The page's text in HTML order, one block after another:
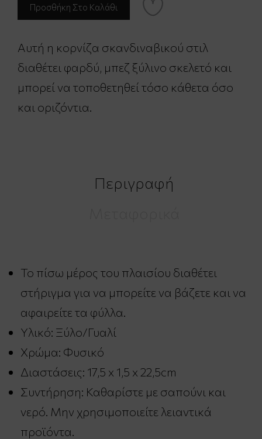
Αυτή η κορνίζα σκανδιναβικού στιλ
διαθέτει φαρδύ, μπεζ ξύλινο σκελετό και
μπορεί να τοποθετηθεί τόσο κάθετα όσο
και οριζόντια.
Περιγραφή
Το πίσω μέρος του πλαισίου διαθέτει
στήριγμα για να μπορείτε να βάζετε και να
αφαιρείτε τα φύλλα.
Υλικό: Ξύλο/Γυαλί
Χρώμα: Φυσικό
Διαστάσεις: 17,5 x 1,5 x 22,5cm
Συντήρηση: Καθαρίστε με σαπούνι και
νερό. Μην χρησιμοποιείτε λειαντικά
προϊόντα.